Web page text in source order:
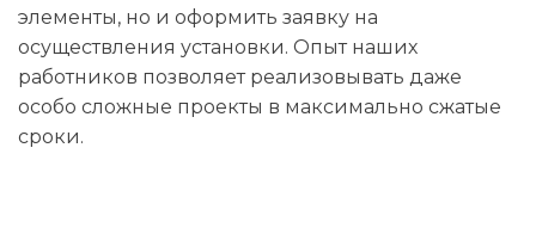
элементы, но и оформить заявку на
осуществления установки. Опыт наших
работников позволяет реализовывать даже
особо сложные проекты в максимально сжатые
сроки.